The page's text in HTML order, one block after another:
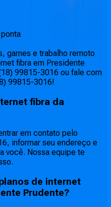
games e trabalho remoto
fibra em Presidente
99815-3016 ou fale com
99815-3016!
fibra da
em contato pelo
informar seu endereço e
você. Nossa equipe te
de internet
Prudente?